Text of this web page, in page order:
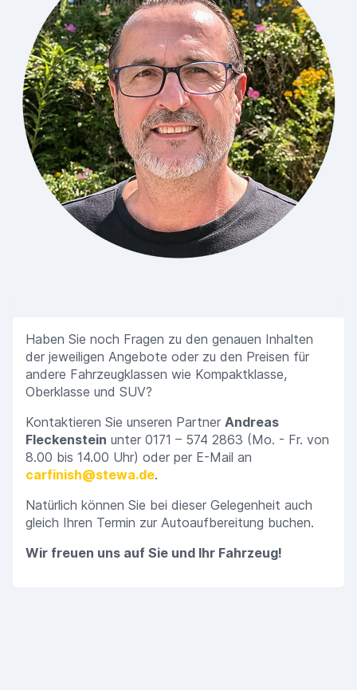
Haben Sie noch Fragen zu den genauen Inhalten
der jeweiligen Angebote oder zu den Preisen für
andere Fahrzeugklassen wie Kompaktklasse,
Oberklasse und SUV?
Kontaktieren Sie unseren Partner Andreas
Fleckenstein unter 0171 – 574 2863 (Mo. - Fr. von
8.00 bis 14.00 Uhr) oder per E-Mail an
carfinish@stewa.de.
Natürlich können Sie bei dieser Gelegenheit auch
gleich Ihren Termin zur Autoaufbereitung buchen.
Wir freuen uns auf Sie und Ihr Fahrzeug!